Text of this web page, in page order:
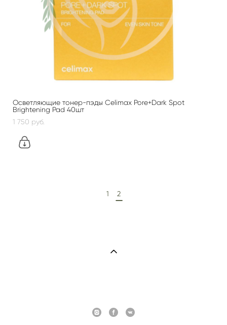
Осветляющие тонер-пэды Celimax Pore+Dark Spot
Brightening Pad 40шт
1 750 pуб.
1 2